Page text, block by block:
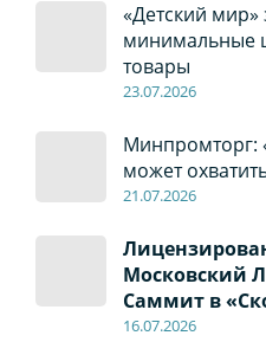
«Детский мир»
минимальные
товары
23.07.2026
Минпромторг:
может
21.07.2026
Московский
Саммит в
16.07.2026